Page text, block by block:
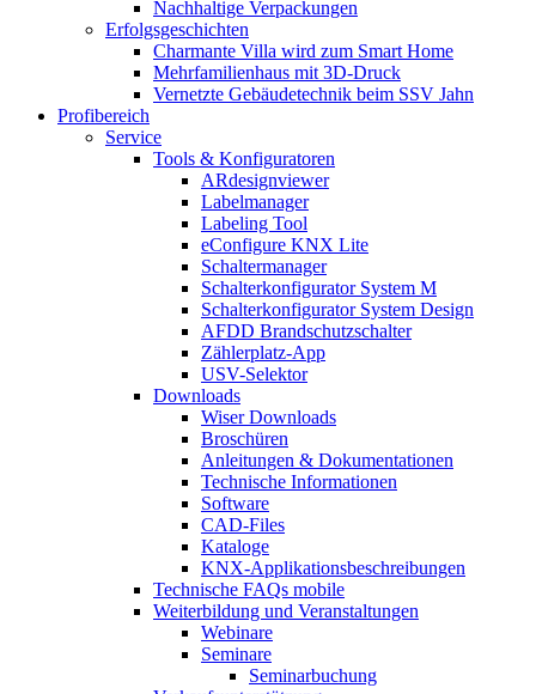
Nachhaltige Verpackungen
Erfolgsgeschichten
Charmante Villa wird zum Smart Home
Mehrfamilienhaus mit 3D-Druck
Vernetzte Gebäudetechnik beim SSV Jahn
Profibereich
Service
Tools & Konfiguratoren
ARdesignviewer
Labelmanager
Labeling Tool
eConfigure KNX Lite
Schaltermanager
Schalterkonfigurator System M
Schalterkonfigurator System Design
AFDD Brandschutzschalter
Zählerplatz-App
USV-Selektor
Downloads
Wiser Downloads
Broschüren
Anleitungen & Dokumentationen
Technische Informationen
Software
CAD-Files
Kataloge
KNX-Applikationsbeschreibungen
Technische FAQs mobile
Weiterbildung und Veranstaltungen
Webinare
Seminare
Seminarbuchung